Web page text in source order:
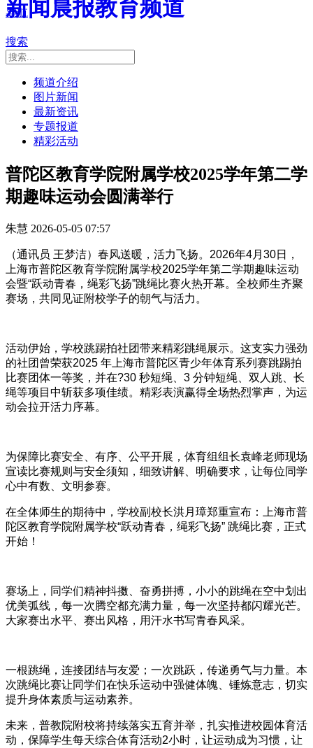
导航
新闻晨报教育频道
搜索
频道介绍
图片新闻
最新资讯
专题报道
精彩活动
普陀区教育学院附属学校2025学年第二学
期趣味运动会圆满举行
朱慧 2026-05-05 07:57
（通讯员 王梦洁）春风送暖，活力飞扬。2026年4月30日，
上海市普陀区教育学院附属学校2025学年第二学期趣味运动
会暨“跃动青春，绳彩飞扬”跳绳比赛火热开幕。全校师生齐聚
赛场，共同见证附校学子的朝气与活力。
活动伊始，学校跳踢拍社团带来精彩跳绳展示。这支实力强劲
的社团曾荣获2025 年上海市普陀区青少年体育系列赛跳踢拍
比赛团体一等奖，并在?30 秒短绳、3 分钟短绳、双人跳、长
绳等项目中斩获多项佳绩。精彩表演赢得全场热烈掌声，为运
动会拉开活力序幕。
为保障比赛安全、有序、公平开展，体育组组长袁峰老师现场
宣读比赛规则与安全须知，细致讲解、明确要求，让每位同学
心中有数、文明参赛。
在全体师生的期待中，学校副校长洪月璋郑重宣布：上海市普
陀区教育学院附属学校“跃动青春，绳彩飞扬” 跳绳比赛，正式
开始！
赛场上，同学们精神抖擞、奋勇拼搏，小小的跳绳在空中划出
优美弧线，每一次腾空都充满力量，每一次坚持都闪耀光芒。
大家赛出水平、赛出风格，用汗水书写青春风采。
一根跳绳，连接团结与友爱；一次跳跃，传递勇气与力量。本
次跳绳比赛让同学们在快乐运动中强健体魄、锤炼意志，切实
提升身体素质与运动素养。
未来，普教院附校将持续落实五育并举，扎实推进校园体育活
动，保障学生每天综合体育活动2小时，让运动成为习惯，让